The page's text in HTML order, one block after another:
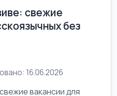
свежие
без
16.06.2026
вакансии для